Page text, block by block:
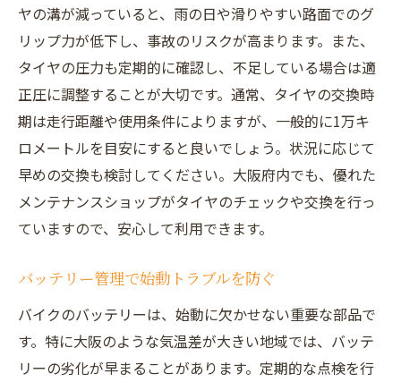
ヤの溝が減っていると、雨の日や滑りやすい路面でのグ
リップ力が低下し、事故のリスクが高まります。また、
タイヤの圧力も定期的に確認し、不足している場合は適
正圧に調整することが大切です。通常、タイヤの交換時
期は走行距離や使用条件によりますが、一般的に1万キ
ロメートルを目安にすると良いでしょう。状況に応じて
早めの交換も検討してください。大阪府内でも、優れた
メンテナンスショップがタイヤのチェックや交換を行っ
ていますので、安心して利用できます。
バッテリー管理で始動トラブルを防ぐ
バイクのバッテリーは、始動に欠かせない重要な部品で
す。特に大阪のような気温差が大きい地域では、バッテ
リーの劣化が早まることがあります。定期的な点検を行